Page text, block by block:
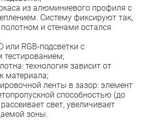
из алюминиевого профиля с
Систему фиксируют так,
и стенами остался
или RGB-подсветки с
технология зависит от
материала;
ленты в зазор: элемент
способностью (до
свет, увеличивает
зоны.